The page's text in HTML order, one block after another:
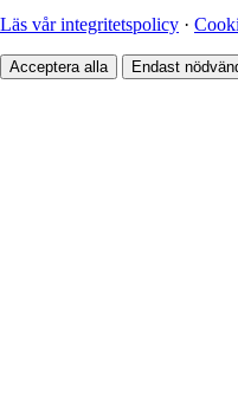
Läs vår integritetspolicy ·
Acceptera alla Endast